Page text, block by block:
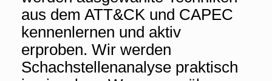
aus dem ATT&CK und CAPEC
kennenlernen und aktiv
erproben. Wir werden
Schachstellenanalyse praktisch